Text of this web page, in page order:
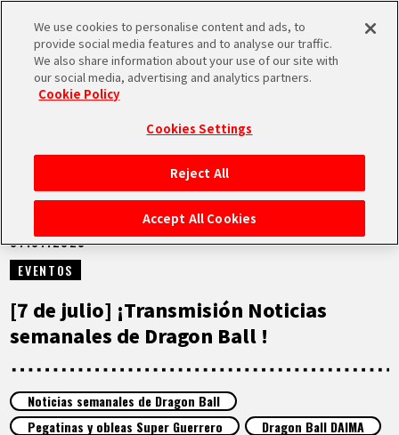
MEN
INICIO
NOTICIAS
LO MÁS DESTACADO
ARTÍCULOS
VÍDEOS
07.07.2025
EVENTOS
[7 de julio] ¡Transmisión Noticias
semanales de Dragon Ball !
Noticias semanales de Dragon Ball
Pegatinas y obleas Super Guerrero
Dragon Ball DAIMA
We use cookies to personalise content and ads, to
provide social media features and to analyse our traffic.
We also share information about your use of our site with
our social media, advertising and analytics partners.
Cookie Policy
Cookies Settings
Reject All
Accept All Cookies